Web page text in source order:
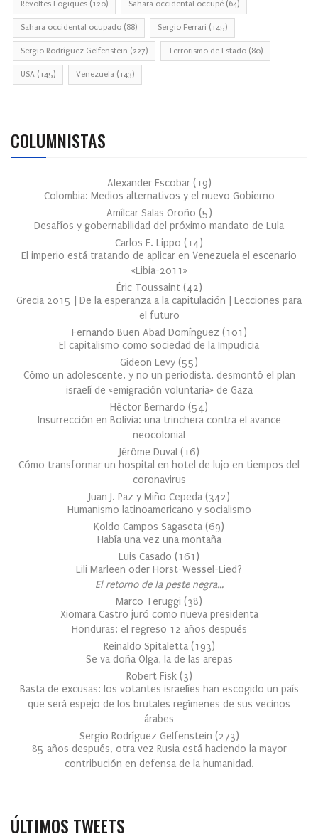
Révoltes Logiques (120) Sahara occidental occupé (64)
Sahara occidental ocupado (88) Sergio Ferrari (145)
Sergio Rodríguez Gelfenstein (227) Terrorismo de Estado (80)
USA (145) Venezuela (143)
COLUMNISTAS
Alexander Escobar (19)
Colombia: Medios alternativos y el nuevo Gobierno
Amílcar Salas Oroño (5)
Desafíos y gobernabilidad del próximo mandato de Lula
Carlos E. Lippo (14)
El imperio está tratando de aplicar en Venezuela el escenario
«Libia-2011»
Éric Toussaint (42)
Grecia 2015 | De la esperanza a la capitulación | Lecciones para
el futuro
Fernando Buen Abad Domínguez (101 )
El capitalismo como sociedad de la Impudicia
Gideon Levy (55)
Cómo un adolescente, y no un periodista, desmontó el plan
israelí de «emigración voluntaria» de Gaza
Héctor Bernardo (54)
Insurrección en Bolivia: una trinchera contra el avance
neocolonial
Jérôme Duval (16)
Cómo transformar un hospital en hotel de lujo en tiempos del
coronavirus
Juan J. Paz y Miño Cepeda (342)
Humanismo latinoamericano y socialismo
Koldo Campos Sagaseta (69)
Había una vez una montaña
Luis Casado (161 )
Lili Marleen oder Horst-Wessel-Lied?
El retorno de la peste negra…
Marco Teruggi (38)
Xiomara Castro juró como nueva presidenta
Honduras: el regreso 12 años después
Reinaldo Spitaletta (193)
Se va doña Olga, la de las arepas
Robert Fisk (3)
Basta de excusas: los votantes israelíes han escogido un país
que será espejo de los brutales regímenes de sus vecinos
árabes
Sergio Rodríguez Gelfenstein (273)
85 años después, otra vez Rusia está haciendo la mayor
contribución en defensa de la humanidad.
ÚLTIMOS TWEETS